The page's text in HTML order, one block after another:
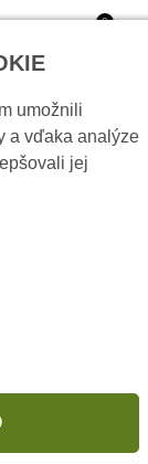
0
vody
umožnili
a vďaka analýze
jej